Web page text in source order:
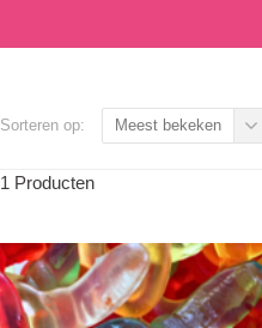
Sorteren op: Meest bekeken
1 Producten